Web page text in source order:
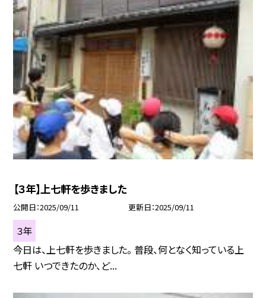
【３年】上七軒を歩きました
公開日 2025/09/11 更新日 2025/09/11
３年
今日は、上七軒を歩きました。 普段、何となく知っている上
七軒 いつできたのか、ど...